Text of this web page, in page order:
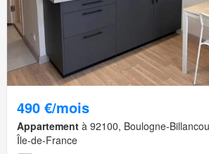
490 €/mois
Appartement à 92100, Boulogne-
Île-de-France